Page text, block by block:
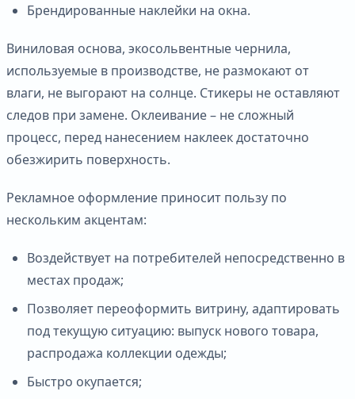
Брендированные наклейки на окна.
Виниловая основа, экосольвентные чернила,
используемые в производстве, не размокают от
влаги, не выгорают на солнце. Стикеры не оставляют
следов при замене. Оклеивание – не сложный
процесс, перед нанесением наклеек достаточно
обезжирить поверхность.
Рекламное оформление приносит пользу по
нескольким акцентам:
Воздействует на потребителей непосредственно в
местах продаж;
Позволяет переоформить витрину, адаптировать
под текущую ситуацию: выпуск нового товара,
распродажа коллекции одежды;
Быстро окупается;